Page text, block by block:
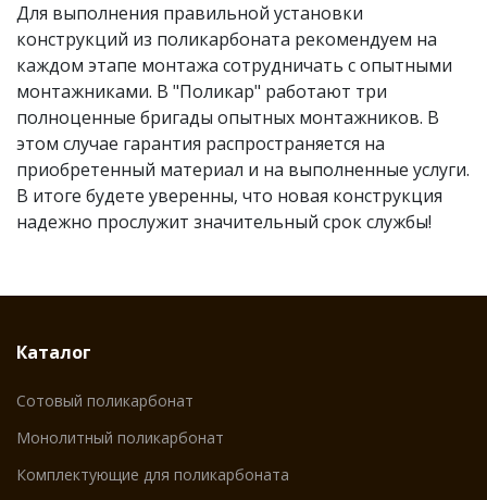
Для выполнения правильной установки
конструкций из поликарбоната рекомендуем на
каждом этапе монтажа сотрудничать с опытными
монтажниками. В "Поликар" работают три
полноценные бригады опытных монтажников. В
этом случае гарантия распространяется на
приобретенный материал и на выполненные услуги.
В итоге будете уверенны, что новая конструкция
надежно прослужит значительный срок службы!
Каталог
Сотовый поликарбонат
Монолитный поликарбонат
Комплектующие для поликарбоната